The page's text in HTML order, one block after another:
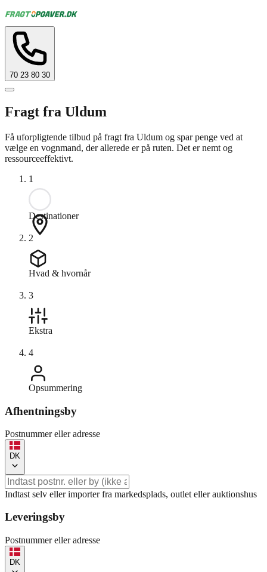
70 23 80 30
Fragt fra Uldum
Få uforpligtende tilbud på fragt fra Uldum og spar penge ved at
vælge en vognmand, der allerede er på ruten. Det er nemt og
ressourceeffektivt.
1
Destinationer
2
Hvad & hvornår
3
Ekstra
4
Opsummering
Afhentningsby
Postnummer eller adresse
DK
Indtast selv eller importer fra markedsplads, outlet eller auktionshus
Leveringsby
Postnummer eller adresse
DK